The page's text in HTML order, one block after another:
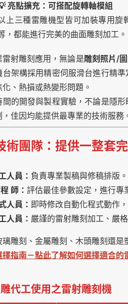
亮點擴充：可搭配旋轉軸模組
上三種雷雕機型皆可加裝專用
，都能進行完美的曲面雕刻加工。
雷射雕刻應用，無論是雕刻照片/
台架構採用精密伺服滑台進行精
、熱損或熱變形問題。
間的開發與製程實驗，不論是隱
，佳因均能提供最專業的技術服務
術團隊：提供一整套
人員： 負責專業製稿與修稿排版。
師： 評估最佳參數設定，進行專
人員： 即時修改自動化程式動作
人員： 嚴謹的雷射雕刻加工、嚴
雕刻、金屬雕刻、木頭雕刻還
擇指南－點此了解如何選擇適合的
代工使用之雷射雕刻機